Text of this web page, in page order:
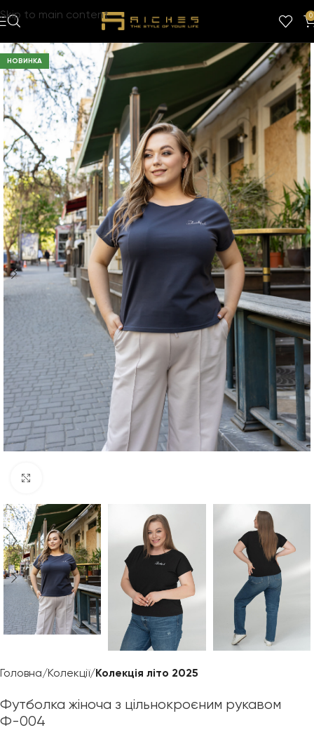
Skip to main content 0
НОВИНКА
Головна Колекції Колекція літо 2025
Футболка жіноча з цільнокроєним рукавом
Ф-004